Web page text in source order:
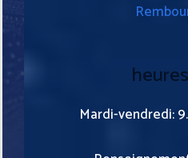
Mardi-vendredi: